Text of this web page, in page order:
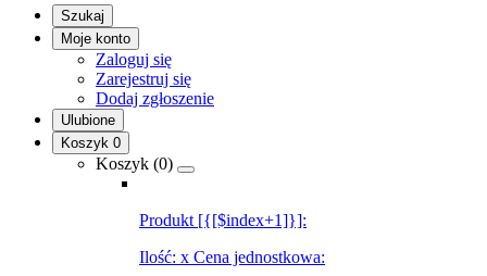
Szukaj
Moje konto
Zaloguj się
Zarejestruj się
Dodaj zgłoszenie
Ulubione
Koszyk 0
Koszyk (0)
Produkt [{[$index+1]}]:
Ilość: x Cena jednostkowa: